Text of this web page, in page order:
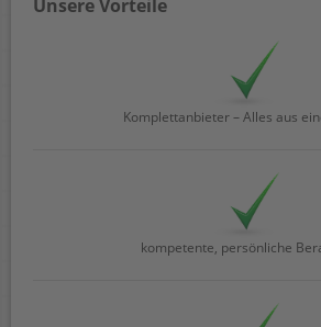
Unsere Vorteile
Komplettanbieter – Alles aus
kompetente, persönliche